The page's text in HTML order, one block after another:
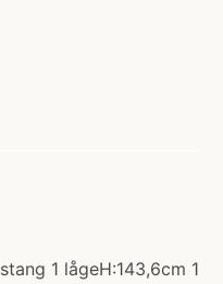
1 lågeH:143,6cm 1